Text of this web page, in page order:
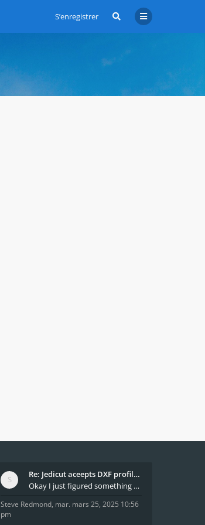
S’enregistrer
Re: Jedicut aceepts DXF profile, but It won't cut
Okay I just figured something out. The profile p
Steve Redmond, mar. mars 25, 2025 10:56
pm